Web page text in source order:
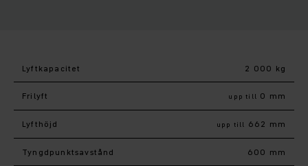
Lyftkapacitet 2 000 kg
Frilyft upp till 0 mm
Lyfthöjd upp till 662 mm
Tyngdpunktsavstånd 600 mm